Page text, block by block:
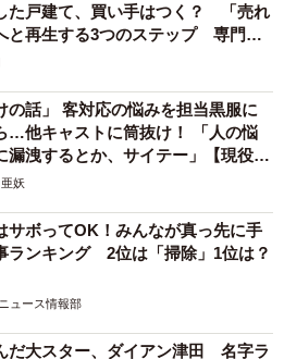
た戸建て、買い手はつく？ 「売れ
と再生する3つのステップ 専門家
の話」 客対応の悩みを担当黒服に
キャストに筒抜け！ 「人の悩
漏洩するとか、サイテー」【現役キ
】
妖
サボってOK！みんなが真っ先に手
ランキング 2位は「掃除」1位は？
ュース情報部
だ大スター、ダイアン津田 名字ラ